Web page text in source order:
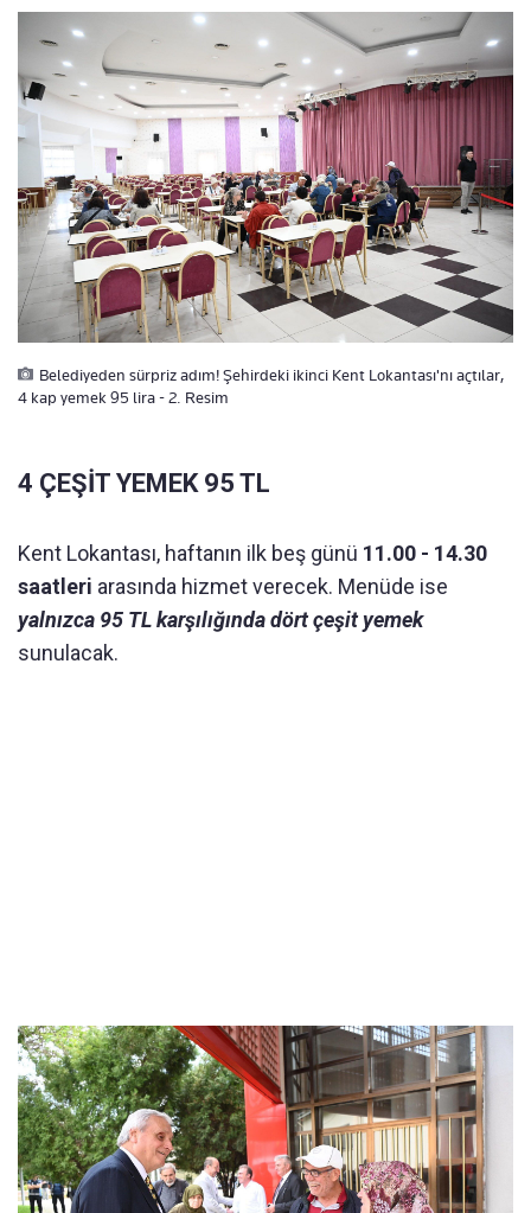
Belediyeden sürpriz adım! Şehirdeki ikinci Kent Lokantası'nı açtılar,
4 kap yemek 95 lira - 2. Resim
4 ÇEŞİT YEMEK 95 TL
Kent Lokantası, haftanın ilk beş günü 11.00 - 14.30
saatleri arasında hizmet verecek. Menüde ise
yalnızca 95 TL karşılığında dört çeşit yemek
sunulacak.